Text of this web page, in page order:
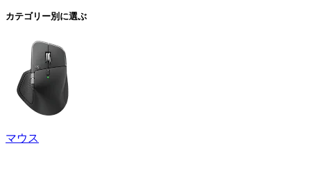
カテゴリー別に選ぶ
マウス